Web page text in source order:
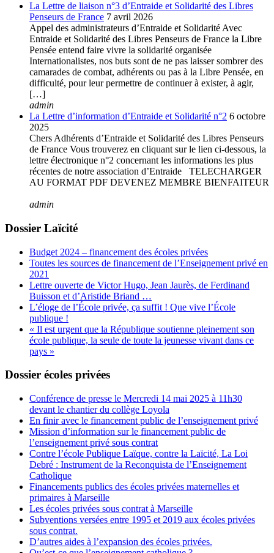
La Lettre de liaison n°3 d’Entraide et Solidarité des Libres
Penseurs de France 7 avril 2026
Appel des administrateurs d’Entraide et Solidarité Avec
Entraide et Solidarité des Libres Penseurs de France la Libre
Pensée entend faire vivre la solidarité organisée
Internationalistes, nos buts sont de ne pas laisser sombrer des
camarades de combat, adhérents ou pas à la Libre Pensée, en
difficulté, pour leur permettre de continuer à exister, à agir,
[…]
admin
La Lettre d’information d’Entraide et Solidarité n°2 6 octobre
2025
Chers Adhérents d’Entraide et Solidarité des Libres Penseurs
de France Vous trouverez en cliquant sur le lien ci-dessous, la
lettre électronique n°2 concernant les informations les plus
récentes de notre association d’Entraide TELECHARGER
AU FORMAT PDF DEVENEZ MEMBRE BIENFAITEUR
admin
Dossier Laïcité
Budget 2024 – financement des écoles privées
Toutes les sources de financement de l’Enseignement privé en
2021
Lettre ouverte de Victor Hugo, Jean Jaurès, de Ferdinand
Buisson et d’Aristide Briand …
L’éloge de l’École privée, ça suffit ! Que vive l’École
publique !
« Il est urgent que la République soutienne pleinement son
école publique, la seule de toute la jeunesse vivant dans ce
pays »
Dossier écoles privées
Conférence de presse le Mercredi 14 mai 2025 à 11h30
devant le chantier du collège Loyola
En finir avec le financement public de l’enseignement privé
Mission d’information sur le financement public de
l’enseignement privé sous contrat
Contre l’école Publique Laïque, contre la Laïcité, La Loi
Debré : Instrument de la Reconquista de l’Enseignement
Catholique
Financements publics des écoles privées maternelles et
primaires à Marseille
Les écoles privées sous contrat à Marseille
Subventions versées entre 1995 et 2019 aux écoles privées
sous contrat.
D’autres aides à l’expansion des écoles privées.